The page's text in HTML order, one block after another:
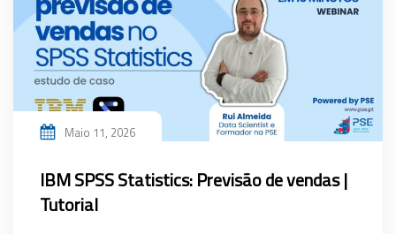
Maio 11, 2026
IBM SPSS Statistics: Previsão de vendas |
Tutorial